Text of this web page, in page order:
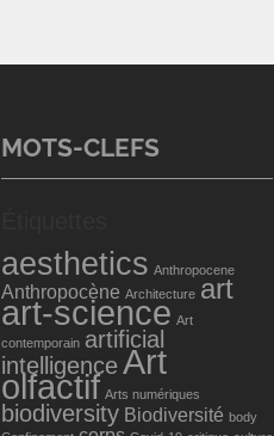
MOTS-CLEFS
aesthetics Anthropocene
Anthropocène Architecture art
art-science Art
contemporain artificial
intelligence Art
olfactif Arts numériques
biodiversity Biodiversité body